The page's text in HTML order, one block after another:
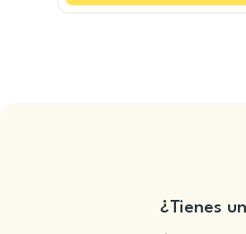
¿Tienes